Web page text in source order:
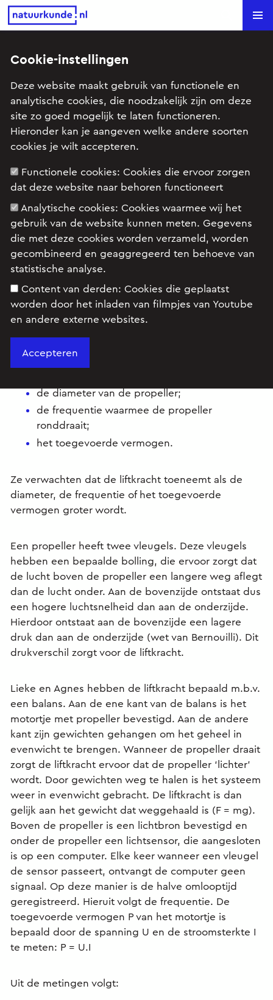
Natuurkunde.nl Search
We zien ze vliegen?!
Onderwerp: Aerodynamica, Arbeid en energie, Elektrische
stroom, Kracht en beweging
Lieke Reus en Agnes van Rosmalen
Dankzij de liftkracht kan een helikopter opstijgen.
Waar hangt deze liftkracht eigenlijk van af? Lieke en
Agnes hebben het verband onderzocht tussen de
liftkracht van de propeller met:
de diameter van de propeller;
de frequentie waarmee de propeller
ronddraait;
het toegevoerde vermogen.
Ze verwachten dat de liftkracht toeneemt als de
diameter, de frequentie of het toegevoerde
vermogen groter wordt.
Een propeller heeft twee vleugels. Deze vleugels
hebben een bepaalde bolling, die ervoor zorgt dat
de lucht boven de propeller een langere weg aflegt
dan de lucht onder. Aan de bovenzijde ontstaat dus
een hogere luchtsnelheid dan aan de onderzijde.
Hierdoor ontstaat aan de bovenzijde een lagere
druk dan aan de onderzijde (wet van Bernouilli). Dit
drukverschil zorgt voor de liftkracht.
Lieke en Agnes hebben de liftkracht bepaald m.b.v.
een balans. Aan de ene kant van de balans is het
motortje met propeller bevestigd. Aan de andere
kant zijn gewichten gehangen om het geheel in
evenwicht te brengen. Wanneer de propeller draait
zorgt de liftkracht ervoor dat de propeller ‘lichter’
wordt. Door gewichten weg te halen is het systeem
weer in evenwicht gebracht. De liftkracht is dan
gelijk aan het gewicht dat weggehaald is (F = mg).
Boven de propeller is een lichtbron bevestigd en
onder de propeller een lichtsensor, die aangesloten
is op een computer. Elke keer wanneer een vleugel
de sensor passeert, ontvangt de computer geen
signaal. Op deze manier is de halve omlooptijd
geregistreerd. Hieruit volgt de frequentie. De
toegevoerde vermogen P van het motortje is
bepaald door de spanning U en de stroomsterkte I
te meten: P = U.I
Uit de metingen volgt:
Cookie-instellingen
Deze website maakt gebruik van functionele en
analytische cookies, die noodzakelijk zijn om deze
site zo goed mogelijk te laten functioneren.
Hieronder kan je aangeven welke andere soorten
cookies je wilt accepteren.
Functionele cookies: Cookies die ervoor zorgen
dat deze website naar behoren functioneert
Analytische cookies: Cookies waarmee wij het
gebruik van de website kunnen meten. Gegevens
die met deze cookies worden verzameld, worden
gecombineerd en geaggregeerd ten behoeve van
statistische analyse.
Content van derden: Cookies die geplaatst
worden door het inladen van filmpjes van Youtube
en andere externe websites.